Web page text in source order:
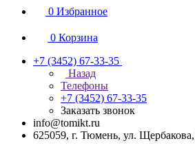
0 Избранное
0 Корзина
+7 (3452) 67-33-35
Назад
Телефоны
+7 (3452) 67-33-35
Заказать звонок
info@tomikt.ru
625059, г. Тюмень, ул.